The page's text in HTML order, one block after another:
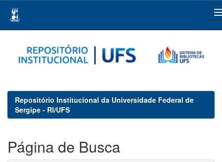
navigation
Repositório Institucional da Universidade Federal de
Sergipe - RI/UFS
Página de Busca